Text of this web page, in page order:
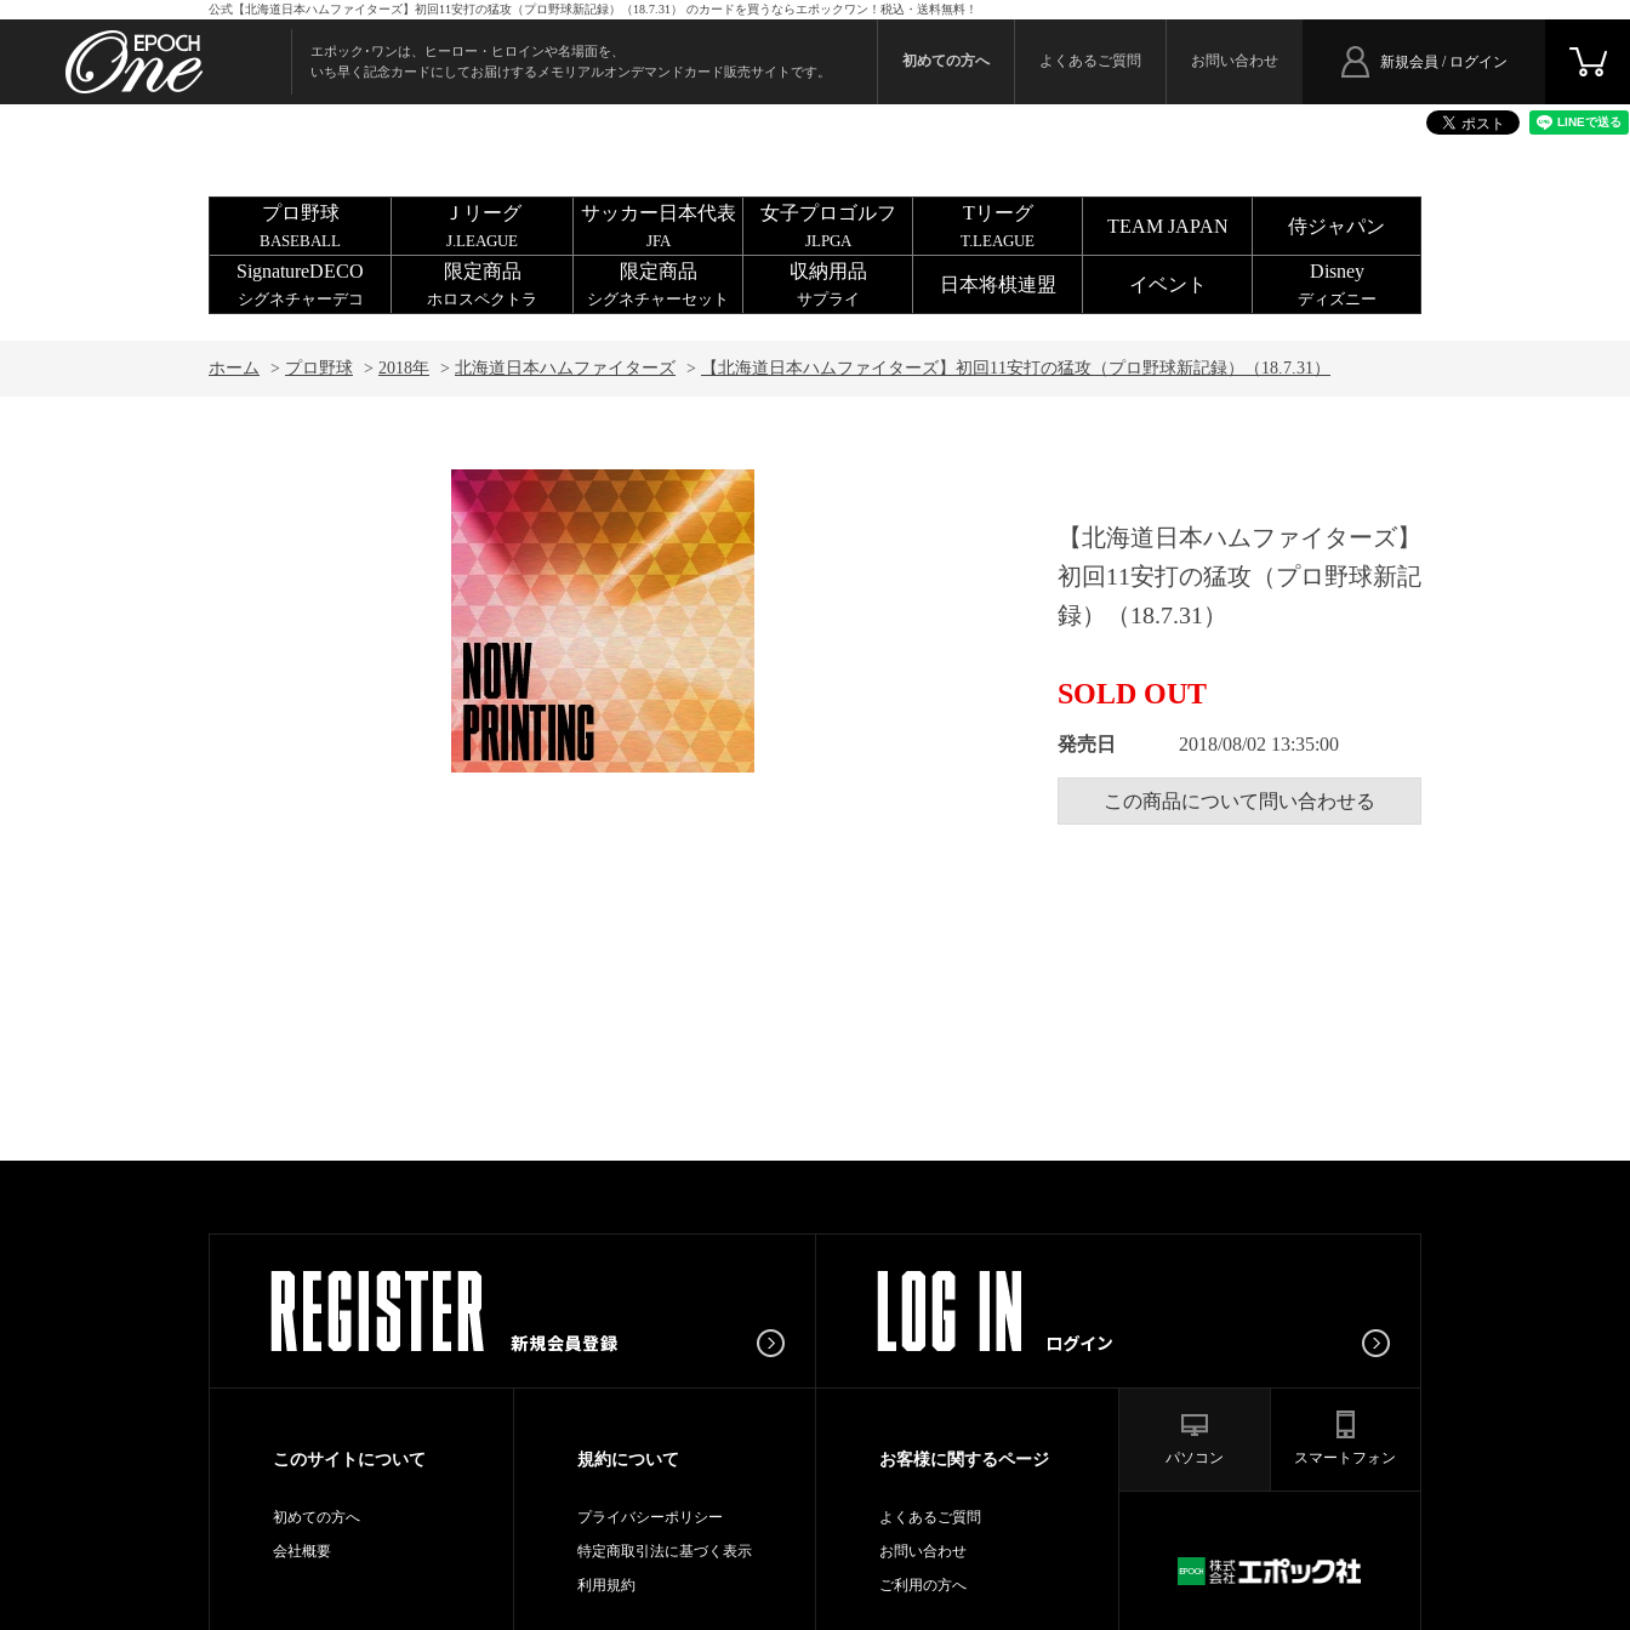
公式【北海道日本ハムファイターズ】初回11安打の猛攻（プロ野球新記録）（18.7.31） のカードを買うならエポックワン！税込・送料無料！
エポック･ワンは、ヒーロー・ヒロインや名場面を、
いち早く記念カードにしてお届けするメモリアルオンデマンドカード販売サイトです。
新規会員 / ログイン
初めての方へ よくあるご質問 お問い合わせ
プロ野球
BASEBALL
Ｊリーグ
J.LEAGUE
サッカー日本代表
JFA
女子プロゴルフ
JLPGA
Tリーグ
T.LEAGUE
TEAM JAPAN 侍ジャパン
SignatureDECO
シグネチャーデコ
限定商品
ホロスペクトラ
限定商品
シグネチャーセット
収納用品
サプライ
日本将棋連盟 イベント
Disney
ディズニー
ホーム > プロ野球 > 2018年 > 北海道日本ハムファイターズ > 【北海道日本ハムファイターズ】初回11安打の猛攻（プロ野球新記録）（18.7.31）
【北海道日本ハムファイターズ】
初回11安打の猛攻（プロ野球新記
録）（18.7.31）
SOLD OUT
発売日 2018/08/02 13:35:00
この商品について問い合わせる
このサイトについて
初めての方へ
会社概要
規約について
プライバシーポリシー
特定商取引法に基づく表示
利用規約
お客様に関するページ
よくあるご質問
お問い合わせ
ご利用の方へ
パソコン スマートフォン